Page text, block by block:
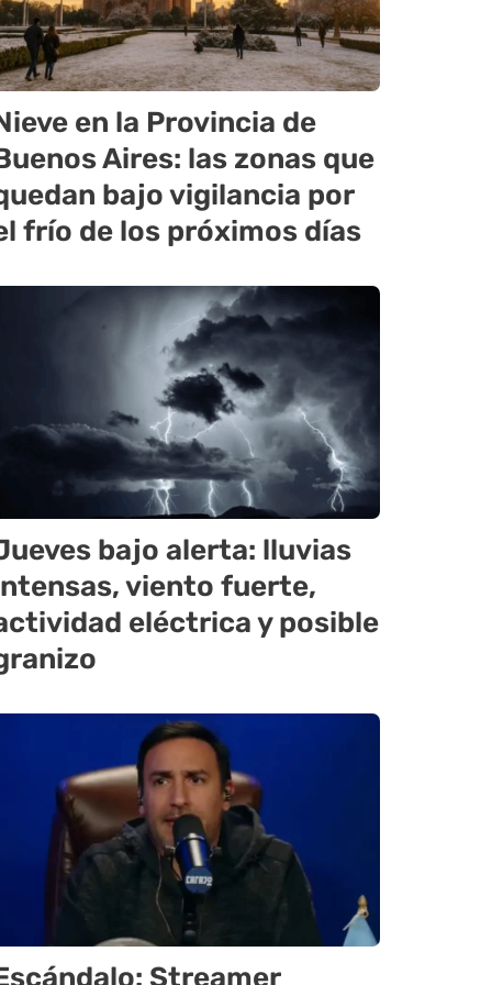
en la Provincia de
Aires: las zonas que
bajo vigilancia por
frío de los próximos días
bajo alerta: lluvias
viento fuerte,
eléctrica y posible
Streamer